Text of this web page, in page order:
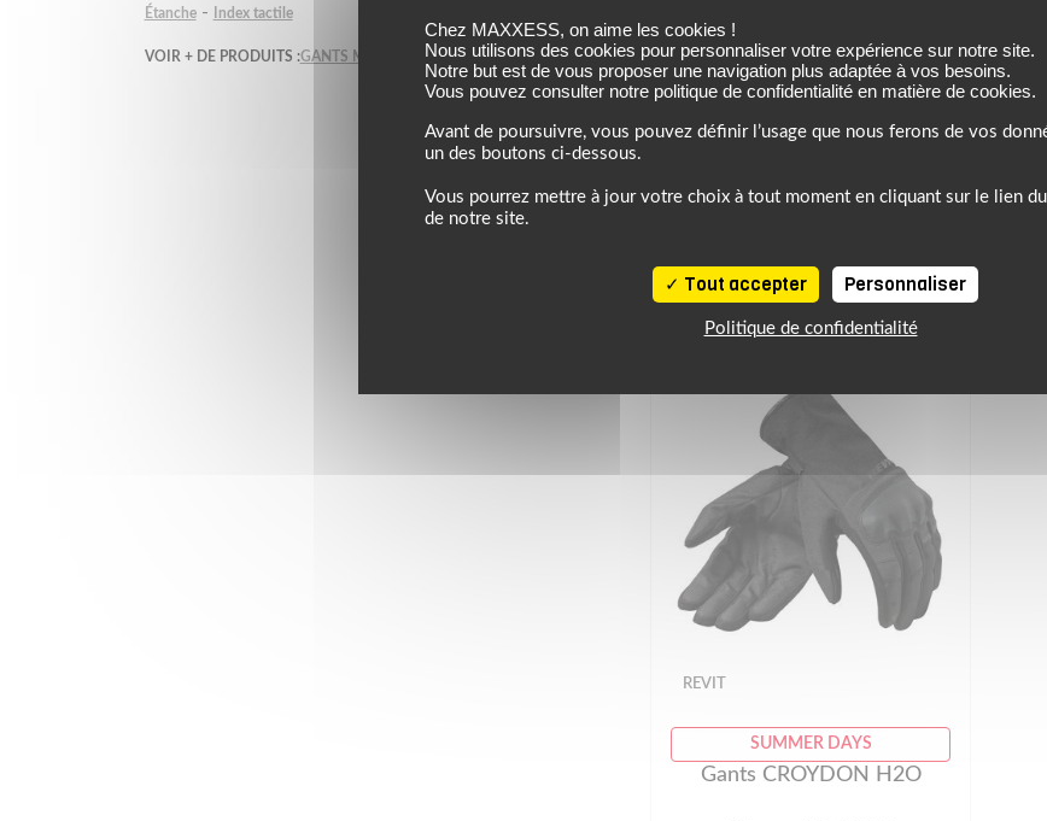
Étanche - Index tactile
VOIR + DE PRODUITS :GANTS MOTO ÉTÉ REVIT GANTS MOTO ÉTÉ UNISEXE REVIT
NOTRE SÉLECTION DE PRODUITS SIMILAIRES
REVIT
SUMMER DAYS
Gants CROYDON H2O
Chez MAXXESS, on aime les cookies !
Nous utilisons des cookies pour personnaliser votre expérience sur notre site.
Notre but est de vous proposer une navigation plus adaptée à vos besoins.
Vous pouvez consulter notre politique de confidentialité en matière de cookies.
Avant de poursuivre, vous pouvez définir l’usage que nous ferons de vos
un des boutons ci-dessous.
Vous pourrez mettre à jour votre choix à tout moment en cliquant sur le lien
de notre site.
Tout accepter Personnaliser
Politique de confidentialité